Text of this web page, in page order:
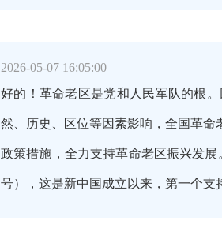
2026-05-07 16:05:00
好的！革命老区是党和人民军队的根
然、历史、区位等因素影响，全国革命
政策措施，全力支持革命老区振兴发
号），这是新中国成立以来，第一个支